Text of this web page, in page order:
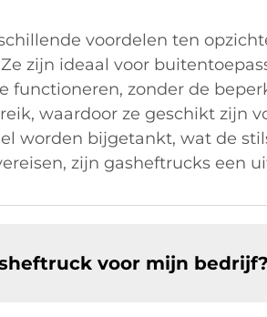
voordelen ten
zijn ideaal voor
functioneren, zonder de
waardoor ze geschikt zijn
worden bijgetankt, wat de
zijn gasheftrucks een
voor mijn bedrijf?